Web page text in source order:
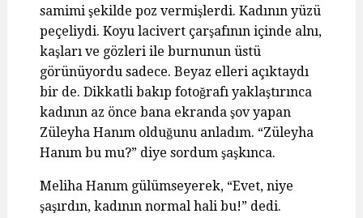
samimi şekilde poz vermişlerdi. Kadının yüzü
peçeliydi. Koyu lacivert çarşafının içinde alnı,
kaşları ve gözleri ile burnunun üstü
görünüyordu sadece. Beyaz elleri açıktaydı
bir de. Dikkatli bakıp fotoğrafı yaklaştırınca
kadının az önce bana ekranda şov yapan
Züleyha Hanım olduğunu anladım. “Züleyha
Hanım bu mu?” diye sordum şaşkınca.
Meliha Hanım gülümseyerek, “Evet, niye
şaşırdın, kadının normal hali bu!” dedi.